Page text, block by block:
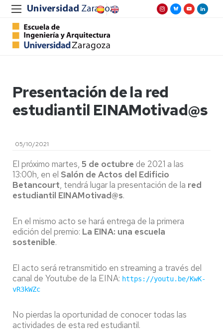
Presentación de la red
estudiantil EINAMotivad@s
05/10/2021
El próximo martes, 5 de octubre de 2021 a las
13:00h, en el Salón de Actos del Edificio
Betancourt, tendrá lugar la presentación de la red
estudiantil EINAMotivad@s.
En el mismo acto se hará entrega de la primera
edición del premio: La EINA: una escuela
sostenible.
El acto será retransmitido en streaming a través del
canal de Youtube de la EINA: https://youtu.be/KwK-
vR3kWZc
No pierdas la oportunidad de conocer todas las
actividades de esta red estudiantil.